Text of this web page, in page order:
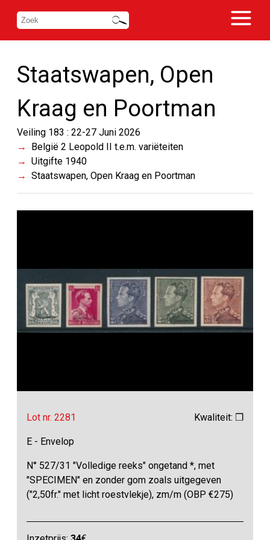
Staatswapen, Open
Kraag en Poortman
Veiling 183 : 22-27 Juni 2026
België 2 Leopold II t.e.m. variëteiten
Uitgifte 1940
Staatswapen, Open Kraag en Poortman
Lot nr. 2281 Kwaliteit: ❒
E - Envelop
N° 527/31 "Volledige reeks" ongetand *, met
"SPECIMEN" en zonder gom zoals uitgegeven
("2,50fr." met licht roestvlekje), zm/m (OBP €275)